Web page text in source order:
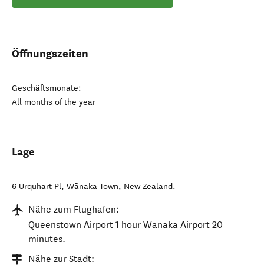
Öffnungszeiten
Geschäftsmonate:
All months of the year
Lage
6 Urquhart Pl, Wānaka Town, New Zealand.
Nähe zum Flughafen:
Queenstown Airport 1 hour Wanaka Airport 20
minutes.
Nähe zur Stadt: